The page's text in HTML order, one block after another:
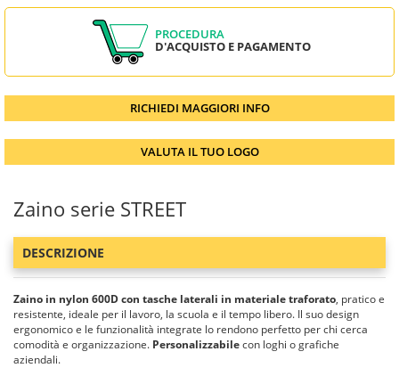
PROCEDURA
D'ACQUISTO E PAGAMENTO
RICHIEDI MAGGIORI INFO
VALUTA IL TUO LOGO
Zaino serie STREET
DESCRIZIONE
Zaino in nylon 600D con tasche laterali in materiale traforato, pratico e
resistente, ideale per il lavoro, la scuola e il tempo libero. Il suo design
ergonomico e le funzionalità integrate lo rendono perfetto per chi cerca
comodità e organizzazione. Personalizzabilecon loghi o grafiche
aziendali.